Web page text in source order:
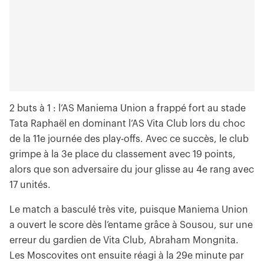
2 buts à 1 : l’AS Maniema Union a frappé fort au stade
Tata Raphaël en dominant l’AS Vita Club lors du choc
de la 11e journée des play-offs. Avec ce succès, le club
grimpe à la 3e place du classement avec 19 points,
alors que son adversaire du jour glisse au 4e rang avec
17 unités.
Le match a basculé très vite, puisque Maniema Union
a ouvert le score dès l’entame grâce à Sousou, sur une
erreur du gardien de Vita Club, Abraham Mongnita.
Les Moscovites ont ensuite réagi à la 29e minute par